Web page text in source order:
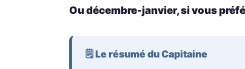
Ou décembre-janvier, si vous
🗒️ Le résumé du Capitaine